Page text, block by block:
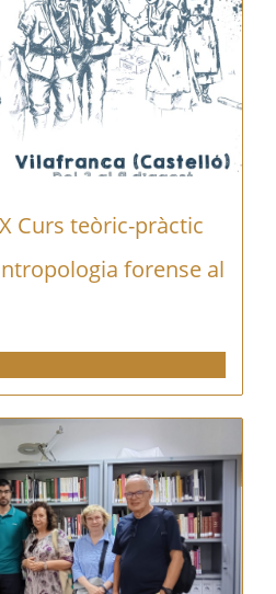
Curs teòric-pràctic
forense al